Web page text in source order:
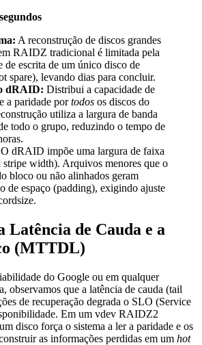
A reconstrução de discos grandes
RAIDZ tradicional é limitada pela
de escrita de um único disco de
spare), levando dias para concluir.
dRAID: Distribui a capacidade de
a paridade portodos os discos do
utiliza a largura de banda
todo o grupo, reduzindo o tempo de
O dRAID impõe uma largura de faixa
width). Arquivos menores que o
bloco ou não alinhados geram
de espaço (padding), exigindo ajuste
.
Latência de Cauda e a
(MTTDL)
do Google ou em qualquer
observamos que a latência de cauda (tail
de recuperação degrada o SLO (Service
Em um vdev RAIDZ2
disco força o sistema a ler a paridade e os
as informações perdidas em um hot